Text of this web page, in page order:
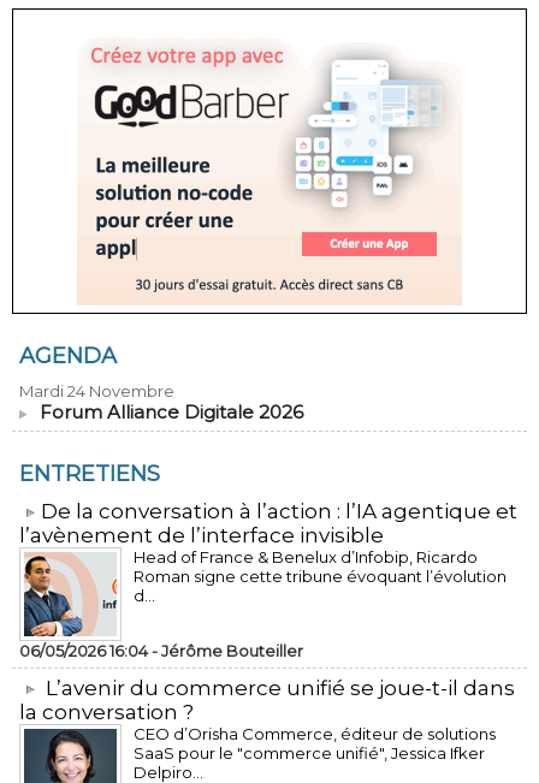
AGENDA
Mardi 24 Novembre
Forum Alliance Digitale 2026
ENTRETIENS
​De la conversation à l’action : l’IA agentique et
l’avènement de l’interface invisible
Head of France & Benelux d’Infobip, Ricardo
Roman signe cette tribune évoquant l’évolution
d...
06/05/2026 16:04 -Jérôme Bouteiller
L’avenir du commerce unifié se joue-t-il dans
la conversation ?
CEO d’Orisha Commerce, éditeur de solutions
SaaS pour le "commerce unifié", Jessica Ifker
Delpiro...